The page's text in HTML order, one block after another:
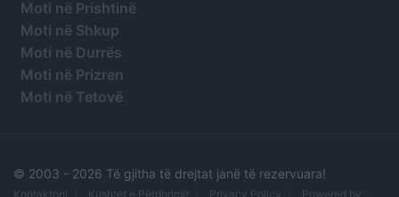
Moti në Prishtinë
Moti në Shkup
Moti në Durrës
Moti në Prizren
Moti në Tetovë
© 2003 - 2026 Të gjitha të drejtat janë të rezervuara!
Kontaktoni Kushtet e Përdorimit Privacy Policy Powered by: